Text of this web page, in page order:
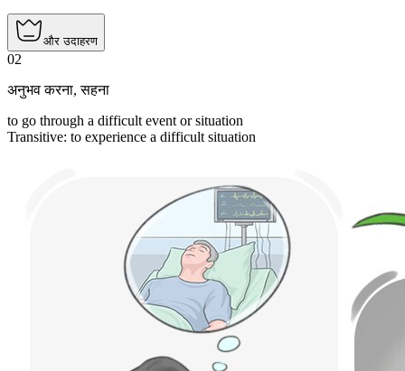
और उदाहरण
02
अनुभव करना,सहना
to go through a difficult event or situation
Transitive: to experience a difficult situation